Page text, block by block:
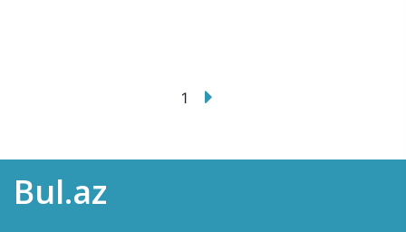
1
Bul.az